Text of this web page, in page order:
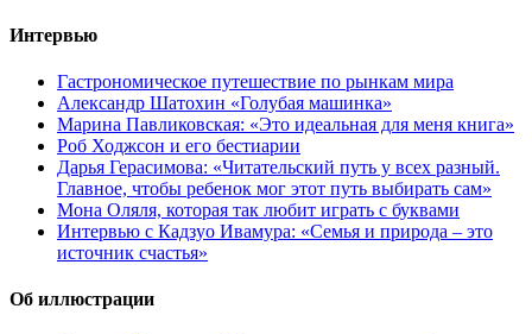
Интервью
Гастрономическое путешествие по рынкам мира
Александр Шатохин «Голубая машинка»
Марина Павликовская: «Это идеальная для меня книга»
Роб Ходжсон и его бестиарии
Дарья Герасимова: «Читательский путь у всех разный.
Главное, чтобы ребенок мог этот путь выбирать сам»
Мона Оляля, которая так любит играть с буквами
Интервью с Кадзуо Ивамура: «Семья и природа – это
источник счастья»
Об иллюстрации